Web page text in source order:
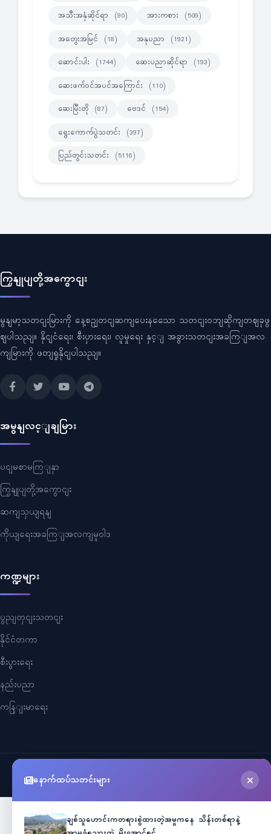
အသီးအနှံဆိုင်ရာ (90) အားကစား (509)
အတွေးအမြင် (18) အနုပညာ (1921)
ဆောင်းပါး (1744) ဆေးပညာဆိုင်ရာ (193)
ဆေးဖက်ဝင်အပင်အကြောင်း (110)
ဆေးမြီးတို (87) ဗေဒင် (154)
ရွေးကောက်ပွဲသတင်း (397)
ပြည်တွင်းသတင်း (5116)
ကြှနျုပျတို့အကွောငျး
မွနျမာ့သတငျးမြားကို နေ့စဥျတငျဆကျပေးနသေော သတငျးဝဘျဆိုကျတဈခုဖွ
ဈပါသညျ။ နိုငျငံရေး၊ စီးပှားရေး၊ လူမှုရေး နှင့ျ အခွားသတငျးအခကြျအလ
ကျမြားကို ဖတျရှုနိုငျပါသညျ။
အမွနျလင့ျချမြား
ပငျမစာမကြျနှာ
ကြှနျုပျတို့အကွောငျး
ဆကျသှယျရနျ
ကိုယျရေးအခကြျအလကျမူဝါဒ
ကဏ္ဍများ
ပွညျတှငျးသတငျး
နိုင်ငံတကာ
စီးပွားရေး
နည်းပညာ
ကနြျးမာရေး
© 2026Myanmar Cele News
နောက်ထပ်သတင်းများ
ချစ်သူဟောင်းကတရားစွဲထားတဲ့အမှုကနေ သိန်းတစ်ရာနဲ့